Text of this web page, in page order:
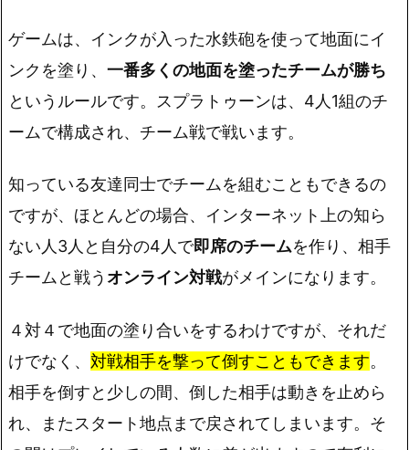
ゲームは、インクが入った水鉄砲を使って地面にイ
ンクを塗り、 一番多くの地面を塗ったチームが勝ち
というルールです。スプラトゥーンは、4人1組のチ
ームで構成され、チーム戦で戦います。
知っている友達同士でチームを組むこともできるの
ですが、ほとんどの場合、インターネット上の知ら
ない人3人と自分の4人で即席のチームを作り、相手
チームと戦う オンライン対戦がメインになります。
４対４で地面の塗り合いをするわけですが、それだ
けでなく、 対戦相手を撃って倒すこともできます。
相手を倒すと少しの間、倒した相手は動きを止めら
れ、またスタート地点まで戻されてしまいます。そ